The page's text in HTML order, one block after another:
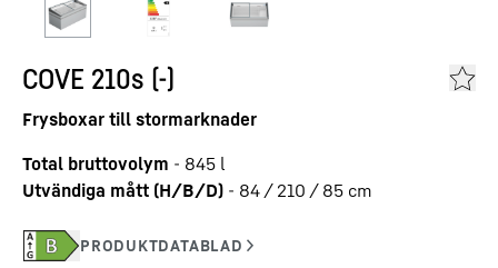
COVE 210s (-)
Frysboxar till stormarknader
Total bruttovolym - 845 l
Utvändiga mått (H/B/D) - 84 / 210 / 85 cm